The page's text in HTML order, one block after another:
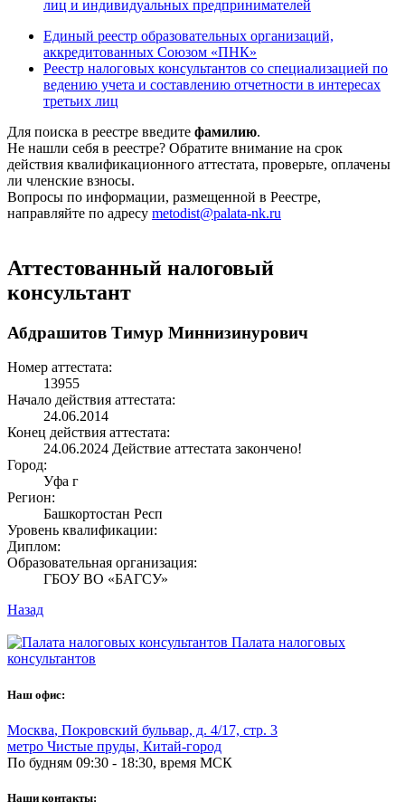
лиц и индивидуальных предпринимателей
Единый реестр образовательных организаций,
аккредитованных Союзом «ПНК»
Реестр налоговых консультантов со специализацией по
ведению учета и составлению отчетности в интересах
третьих лиц
Для поиска в реестре введите фамилию.
Не нашли себя в реестре? Обратите внимание на срок
действия квалификационного аттестата, проверьте, оплачены
ли членские взносы.
Вопросы по информации, размещенной в Реестре,
направляйте по адресу metodist@palata-nk.ru
Аттестованный налоговый
консультант
Абдрашитов Тимур Миннизинурович
Номер аттестата:
13955
Начало действия аттестата:
24.06.2014
Конец действия аттестата:
24.06.2024 Действие аттестата закончено!
Город:
Уфа г
Регион:
Башкортостан Респ
Уровень квалификации:
Диплом:
Образовательная организация:
ГБОУ ВО «БАГСУ»
Назад
Палата налоговых
консультантов
Наш офис:
Москва, Покровский бульвар, д. 4/17, стр. 3
метро Чистые пруды, Китай-город
По будням 09:30 - 18:30, время МСК
Наши контакты: